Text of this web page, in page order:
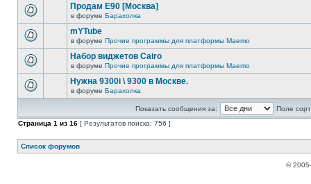
Продам E90 [Москва]
в форуме Барахолка
mYTube
в форуме Прочие программы для платформы Maemo
Набор виджетов Cairo
в форуме Прочие программы для платформы Maemo
Нужна 9300i \ 9300 в Москве.
в форуме Барахолка
Показать сообщения за:
Поле
Страница 1 из 16 [ Результатов поиска: 756 ]
Список форумов
©